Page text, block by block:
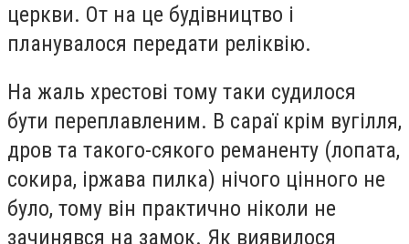
церкви. От на це будівництво і
планувалося передати реліквію.
На жаль хрестові тому таки судилося
бути переплавленим. В сараї крім вугілля,
дров та такого-сякого реманенту (лопата,
сокира, іржава пилка) нічого цінного не
було, тому він практично ніколи не
зачинявся на замок. Як виявилося